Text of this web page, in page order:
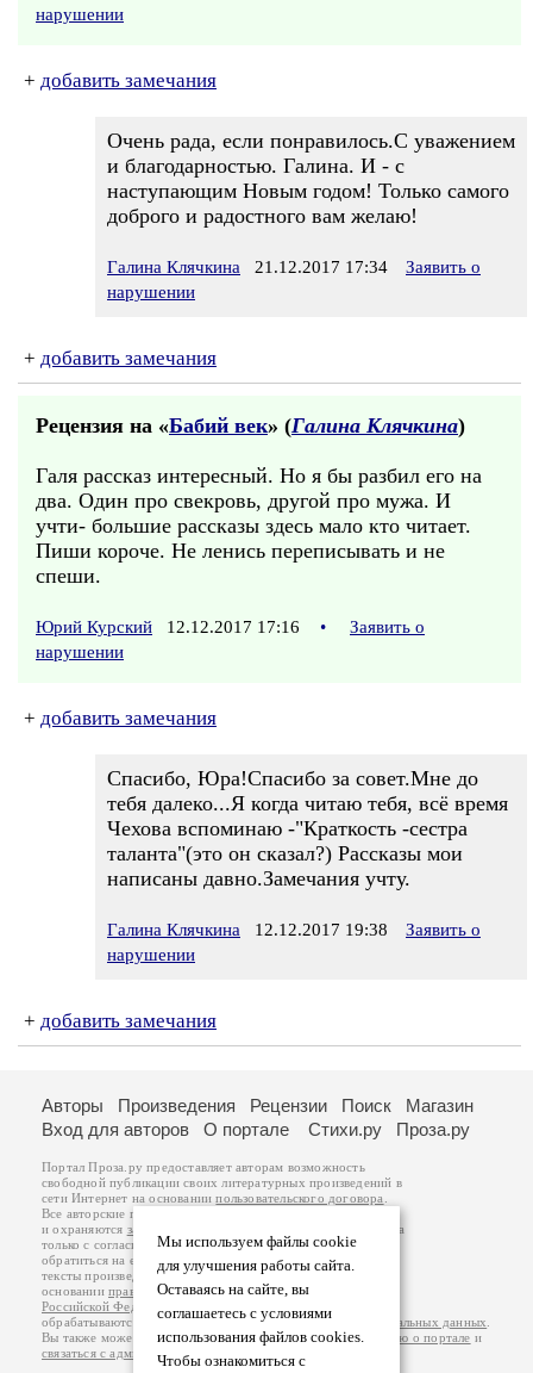
нарушении
+ добавить замечания
Очень рада, если понравилось.С уважением
и благодарностью. Галина. И - с
наступающим Новым годом! Только самого
доброго и радостного вам желаю!
Галина Клячкина 21.12.2017 17:34
Заявить о
нарушении
+ добавить замечания
Рецензия на «Бабий век» (Галина Клячкина)
Галя рассказ интересный. Но я бы разбил его на
два. Один про свекровь, другой про мужа. И
учти- большие рассказы здесь мало кто читает.
Пиши короче. Не ленись переписывать и не
спеши.
Юрий Курский 12.12.2017 17:16 •
Заявить о
нарушении
+ добавить замечания
Спасибо, Юра!Спасибо за совет.Мне до
тебя далеко...Я когда читаю тебя, всё время
Чехова вспоминаю -"Краткость -сестра
таланта"(это он сказал?) Рассказы мои
написаны давно.Замечания учту.
Галина Клячкина 12.12.2017 19:38
Заявить о
нарушении
+ добавить замечания
Мы используем файлы cookie
для улучшения работы сайта.
Оставаясь на сайте, вы
соглашаетесь с условиями
использования файлов cookies.
Чтобы ознакомиться с
Авторы Произведения Рецензии Поиск
Магазин
Вход для авторов
О портале Стихи.ру Проза.ру
Портал Проза.ру предоставляет авторам возможность
свободной публикации своих литературных произведений в
сети Интернет на основаниипользовательского договора
Все авторские права на произведения принадлежат авторам
и охраняются законом
. Перепечатка произведений возможна
только с согласия его автора, к которому вы можете
обратиться на его авторской странице. Ответственность за
тексты произведений авторы несут самостоятельно на
основанииправил публикацииизаконодательства
Российской Федерации
обрабатываются на основанииПолитики обработки персональных данных
Вы также можете посмотреть более подробнуюинформацию о портале и
связаться с администрацией